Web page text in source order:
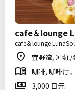
cafe＆lounge
cafe＆lounge LunaSol
宜野湾, 冲绳/
咖啡, 咖啡厅
3,000 日元